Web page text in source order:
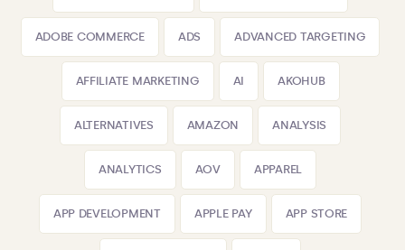
ADOBE COMMERCE ADS ADVANCED TARGETING
AFFILIATE MARKETING AI AKOHUB
ALTERNATIVES AMAZON ANALYSIS
ANALYTICS AOV APPAREL
APP DEVELOPMENT APPLE PAY APP STORE